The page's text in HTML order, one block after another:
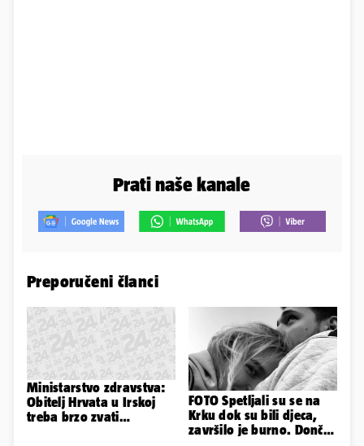
Prati naše kanale
Preporučeni članci
Ministarstvo zdravstva:
Obitelj Hrvata u Irskoj
treba brzo zvati
FOTO Spetljali su se na
Krku dok su bili djeca,
završilo je burno. Dončić